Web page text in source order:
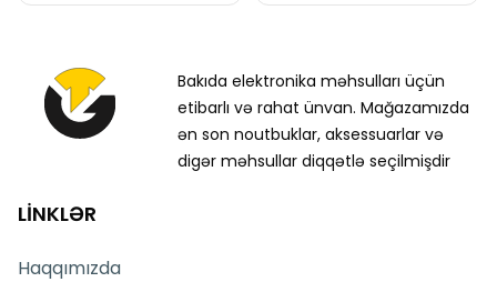
Bakıda elektronika məhsulları üçün
etibarlı və rahat ünvan. Mağazamızda
ən son noutbuklar, aksessuarlar və
digər məhsullar diqqətlə seçilmişdir
LİNKLƏR
Haqqımızda